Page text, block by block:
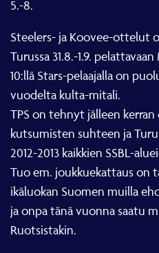
5.-8.
Steelers- ja Koovee-ottelut
Turussa 31.8.-1.9.
10:llä Stars-pelaajalla on
vuodelta kulta-mitali.
TPS on tehnyt jälleen
kutsumisten suhteen ja
2012-2013 kaikkien SSBL-
Tuo em. joukkuekattaus on
ikäluokan Suomen muilla
ja onpa tänä vuonna saatu
Ruotsistakin.